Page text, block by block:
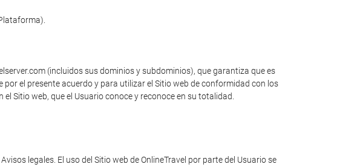
(incluidos sus dominios y subdominios), que garantiza que es
el presente acuerdo y para utilizar el Sitio web de conformidad con los
Sitio web, que el Usuario conoce y reconoce en su totalidad.
legales. El uso del Sitio web de OnlineTravel por parte del Usuario se